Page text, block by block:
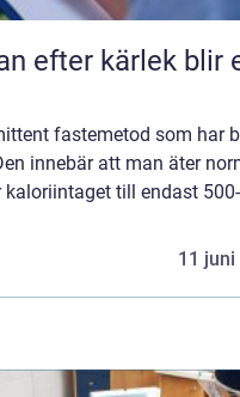
fastemetod som har
innebär att man äter
till endast
11 juni